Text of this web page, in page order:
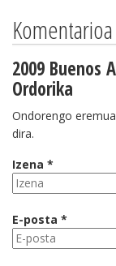
2009 Buenos
Ordorika
Ondorengo
dira.
Izena *
E-posta *